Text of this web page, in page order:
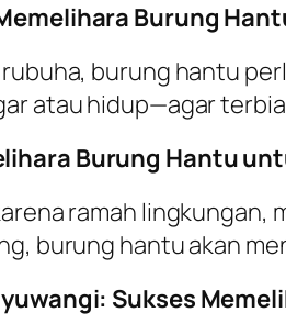
Burung
burung hantu
atau hidup—agar
Burung Hantu
ramah lingkungan,
burung hantu akan
Sukses